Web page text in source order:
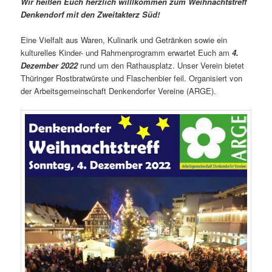
Denkendorf mit den Zweitakterz Süd!
Eine Vielfalt aus Waren, Kulinarik und Getränken sowie ein
kulturelles Kinder- und Rahmenprogramm erwartet Euch am4.
Dezember 2022rund um den Rathausplatz. Unser Verein bietet
Thüringer Rostbratwürste und Flaschenbier feil. Organisiert von
der Arbeitsgemeinschaft Denkendorfer Vereine (ARGE).